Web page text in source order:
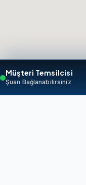
Müşteri Temsilcisi
Şuan Bağlanabilirsiniz